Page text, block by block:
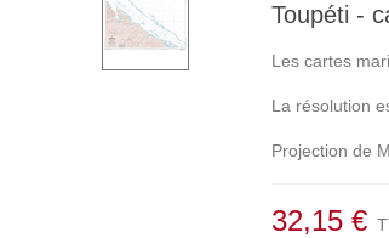
Toupéti -
Les cartes
La résolution
Projection de
32,15 €